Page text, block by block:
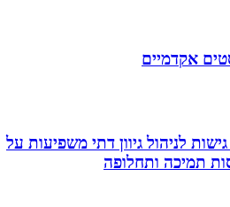
אקדמיים
לניהול גיוון דתי משפיעות על
תמיכה ותחלופה